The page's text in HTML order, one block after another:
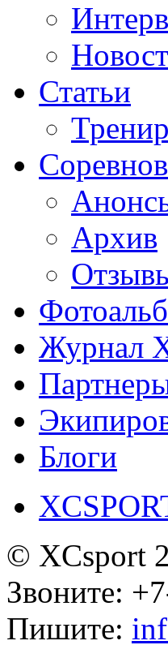
Статьи
Архив
Журнал
Блоги
© XCsport
Звоните:
Пишите: